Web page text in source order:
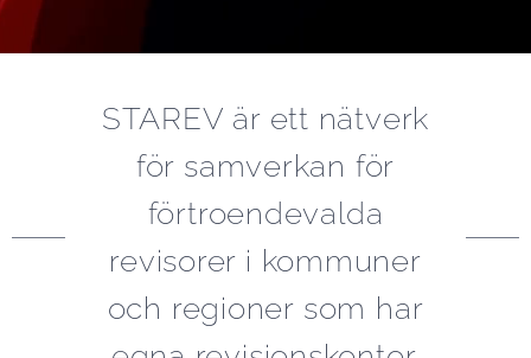
STAREV är ett nätverk
för samverkan för
förtroendevalda
revisorer i kommuner
och regioner som har